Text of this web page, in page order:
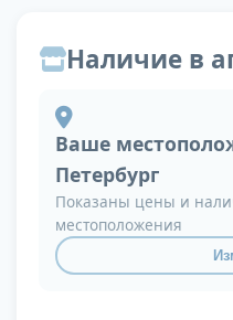
Наличие в
Ваше
Петербург
Показаны цены и
местоположения